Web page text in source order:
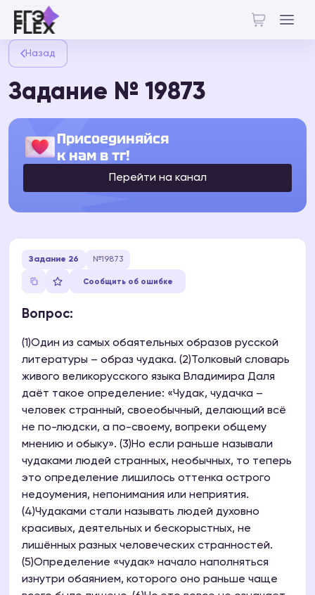
Назад
Задание № 19873
Присоединяйся
к нам в тг!
Перейти на канал
Задание 26 №19873
Сообщить об ошибке
Вопрос:
(1)Один из самых обаятельных образов русской
литературы – образ чудака. (2)Толковый словарь
живого великорусского языка Владимира Даля
даёт такое определение: «Чудак, чудачка –
человек странный, своеобычный, делающий всё
не по-людски, а по-своему, вопреки общему
мнению и обыку». (3)Но если раньше называли
чудаками людей странных, необычных, то теперь
это определение лишилось оттенка острого
недоумения, непонимания или неприятия.
(4)Чудаками стали называть людей духовно
красивых, деятельных и бескорыстных, не
лишённых разных человеческих странностей.
(5)Определение «чудак» начало наполняться
изнутри обаянием, которого оно раньше чаще